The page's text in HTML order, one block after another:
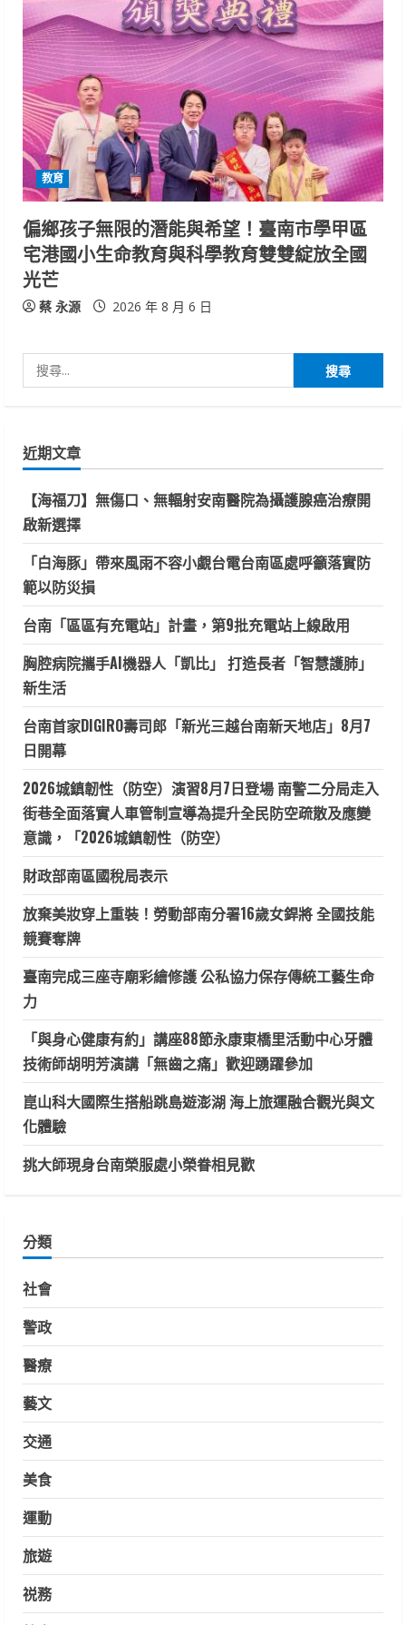
教育
偏鄉孩子無限的潛能與希望！臺南市學甲區
宅港國小生命教育與科學教育雙雙綻放全國
光芒
蔡 永源 2026 年 8 月 6 日
尋
字:
近期文章
【海福刀】無傷口、無輻射安南醫院為攝護腺癌治療開
啟新選擇
「白海豚」帶來風雨不容小覷台電台南區處呼籲落實防
範以防災損
台南「區區有充電站」計畫，第9批充電站上線啟用
胸腔病院攜手AI機器人「凱比」 打造長者「智慧護肺」
新生活
台南首家DIGIRO壽司郎「新光三越台南新天地店」8月7
日開幕
2026城鎮韌性（防空）演習8月7日登場 南警二分局走入
街巷全面落實人車管制宣導為提升全民防空疏散及應變
意識，「2026城鎮韌性（防空）
財政部南區國稅局表示
放棄美妝穿上重裝！勞動部南分署16歲女銲將 全國技能
競賽奪牌
臺南完成三座寺廟彩繪修護 公私協力保存傳統工藝生命
力
「與身心健康有約」講座88節永康東橋里活動中心牙體
技術師胡明芳演講「無齒之痛」歡迎踴躍參加
崑山科大國際生搭船跳島遊澎湖 海上旅運融合觀光與文
化體驗
挑大師現身台南榮服處小榮眷相見歡
分類
社會
警政
醫療
藝文
交通
美食
運動
旅遊
祱務